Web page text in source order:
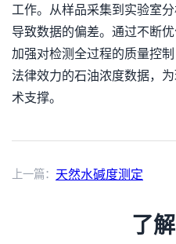
工作。从样品采集到实验室
导致数据的偏差。通过不断
加强对检测全过程的质量控
法律效力的石油浓度数据，
术支撑。
上一篇： 天然水碱度测定
了